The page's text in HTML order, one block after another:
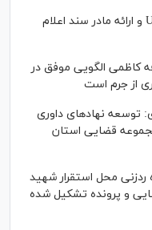
جزئیات ثبت ادعا، تهیه نقشه UTM و ارائه مادر سند اعلام
کاظمی الگویی موفق در
از جرم است
توسعه نهاد‌های داوری
قضایی استان
ردزنی محل استقرار شهید
و پرونده تشکیل شده